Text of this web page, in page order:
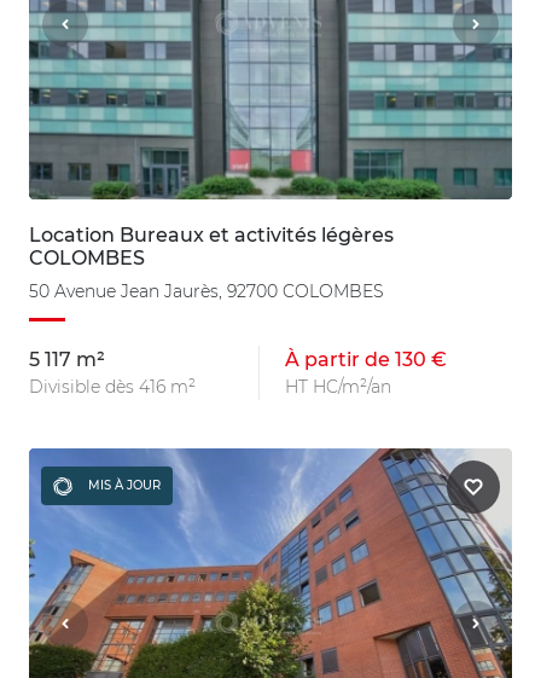
Location Bureaux et activités légères
COLOMBES
50 Avenue Jean Jaurès, 92700 COLOMBES
5 117 m²
Divisible dès 416 m²
À partir de 130 €
HT HC/m²/an
MIS À JOUR